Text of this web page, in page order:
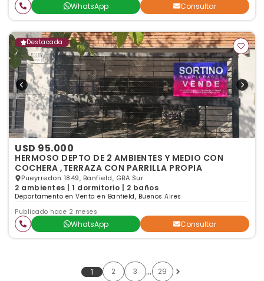
WhatsApp Consultar
Destacada
USD 95.000
HERMOSO DEPTO DE 2 AMBIENTES Y MEDIO CON
COCHERA ,TERRAZA CON PARRILLA PROPIA
Pueyrredon 1849, Banfield, GBA Sur
2 ambientes | 1 dormitorio | 2 baños
Departamento en Venta en Banfield, Buenos Aires
Publicado hace 2 meses
WhatsApp Consultar
1 2 3 … 29